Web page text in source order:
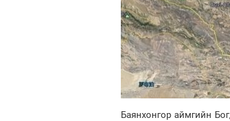
Баянхонгор аймгийн